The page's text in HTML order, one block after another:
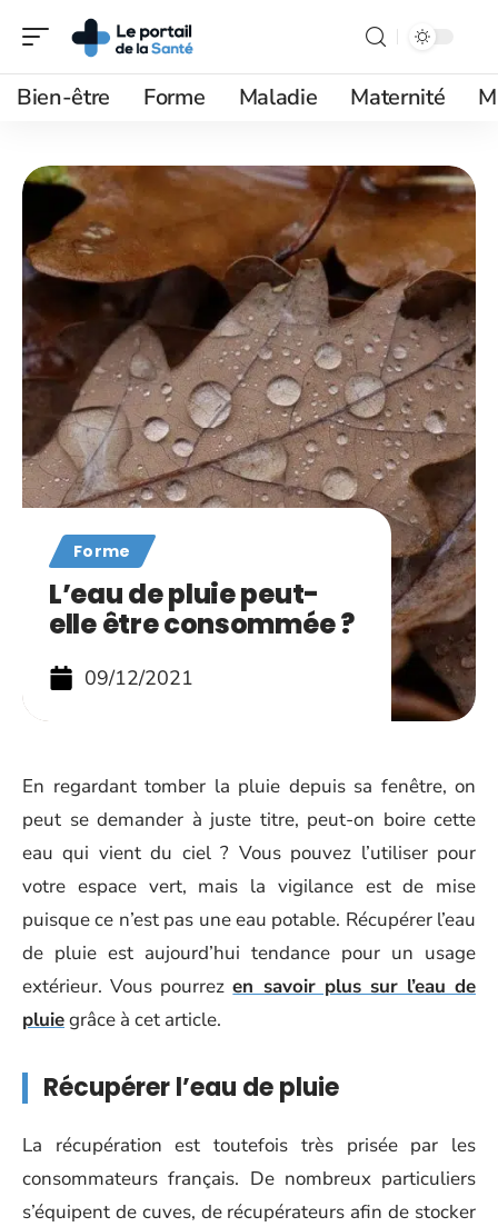
Bien-être Forme Maladie Maternité
Forme
L’eau de pluie peut-
elle être consommée ?
09/12/2021
En regardant tomber la pluie depuis sa fenêtre, on
peut se demander à juste titre, peut-on boire cette
eau qui vient du ciel ? Vous pouvez l’utiliser pour
votre espace vert, mais la vigilance est de mise
puisque ce n’est pas une eau potable. Récupérer l’eau
de pluie est aujourd’hui tendance pour un usage
extérieur. Vous pourrezen savoir plus sur l’eau de
pluiegrâce à cet article.
Récupérer l’eau de pluie
La récupération est toutefois très prisée par les
consommateurs français. De nombreux particuliers
s’équipent de cuves, de récupérateurs afin de stocker